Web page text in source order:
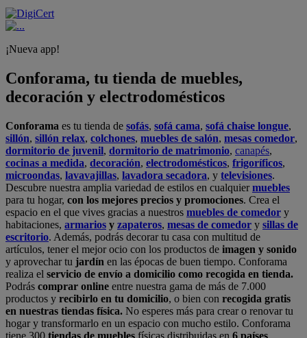
¡Nueva app!
Conforama, tu tienda de muebles,
decoración y electrodomésticos
Conforama es tu tienda de sofás, sofá cama, sofá chaise longue,
sillón, sillón relax, colchones, muebles de salón, mesas comedor,
dormitorio de juvenil, dormitorio de matrimonio, canapés,
cocinas a medida, decoración, electrodomésticos, frigoríficos,
microondas, lavavajillas, lavadora secadora, y televisiones.
Descubre nuestra amplia variedad de estilos en cualquiermuebles
para tu hogar, con los mejores precios y promociones. Crea el
espacio en el que vives gracias a nuestros muebles de comedor y
habitaciones, armarios y zapateros, mesas de comedor y sillas de
escritorio. Además, podrás decorar tu casa con multitud de
artículos, tener el mejor ocio con los productos de imagen y sonido
y aprovechar tu jardín en las épocas de buen tiempo. Conforama
realiza el servicio de envío a domicilio como recogida en tienda.
Podrás comprar online entre nuestra gama de más de 7.000
productos y recibirlo en tu domicilio, o bien con recogida gratis
en nuestras tiendas física. No esperes más para crear o renovar tu
hogar y transformarlo en un espacio con mucho estilo. Conforama
tiene 300 tiendas de muebles físicas distribuidas en 6 países